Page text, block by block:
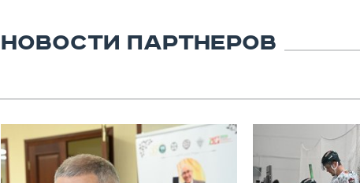
НОВОСТИ ПАРТНЕРОВ